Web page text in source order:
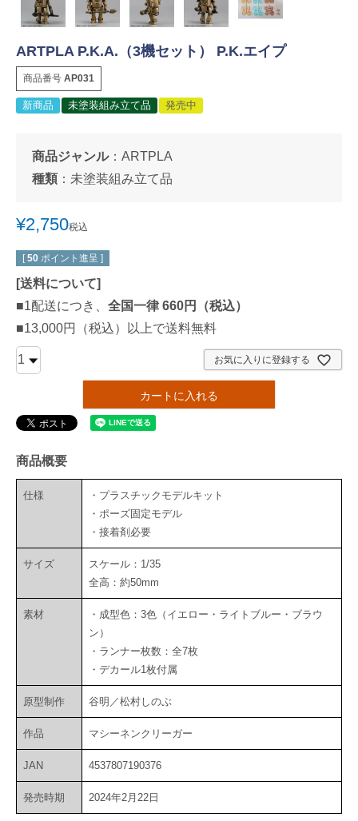
ARTPLA P.K.A.（3機セット） P.K.エイプ
商品番号 AP031
新商品 未塗装組み立て品 発売中
商品ジャンル： ARTPLA
種類 ： 未塗装組み立て品
¥2,750税込
[ 50 ポイント進呈 ]
[送料について]
■1配送につき、 全国一律 660円（税込）
■13,000円（税込）以上で送料無料
お気に入りに登録する
カートに入れる
商品概要
仕様
・プラスチックモデルキット
・ポーズ固定モデル
・接着剤必要
サイズ
スケール：1/35
全高：約50mm
素材
・成型色：3色（イエロー・ライトブルー・ブラウ
ン）
・ランナー枚数：全7枚
・デカール1枚付属
原型制作 谷明／松村しのぶ
作品 マシーネンクリーガー
JAN 4537807190376
発売時期 2024年2月22日